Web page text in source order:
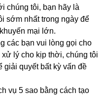
chúng tôi, bạn hãy là
sớm nhất trong ngày để
mại lớn.
các bạn vui lòng gọi cho
lý cho kịp thời, chúng tôi
giải quyết bất kỳ vấn đề
vụ 5 sao bằng cách tạo